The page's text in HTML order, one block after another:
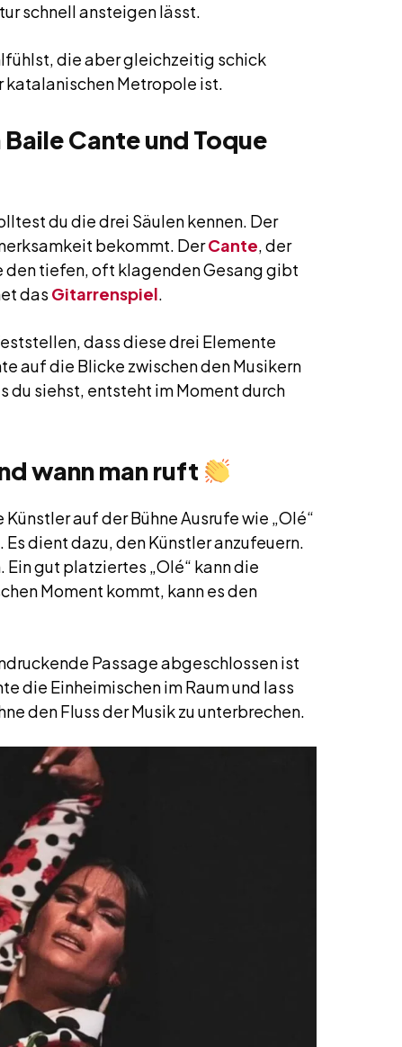
schnell ansteigen lässt.
die aber gleichzeitig schick
katalanischen Metropole ist.
Cante und Toque
du die drei Säulen kennen. Der
bekommt. DerCante, der
den tiefen, oft klagenden Gesang gibt
das Gitarrenspiel.
dass diese drei Elemente
auf die Blicke zwischen den Musikern
du siehst, entsteht im Moment durch
wann man ruft
auf der Bühne Ausrufe wie „Olé“
dient dazu, den Künstler anzufeuern.
gut platziertes „Olé“ kann die
Moment kommt, kann es den
Passage abgeschlossen ist
die Einheimischen im Raum und lass
den Fluss der Musik zu unterbrechen.